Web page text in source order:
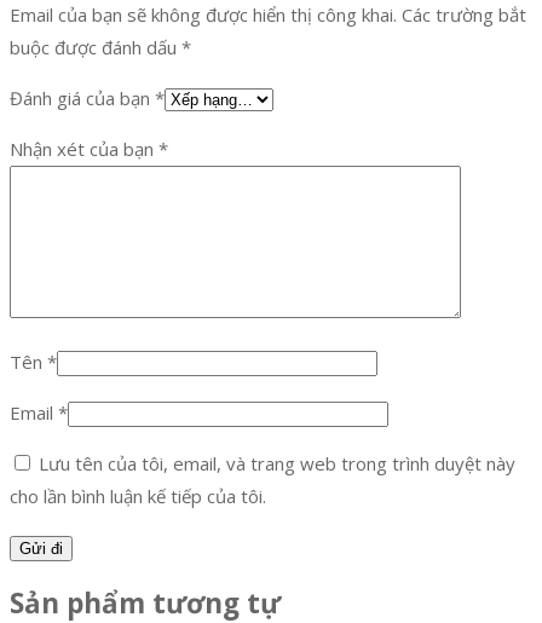
Email của bạn sẽ không được hiển thị công khai. Các trường bắt
buộc được đánh dấu *
Đánh giá của bạn *
Nhận xét của bạn *
Tên *
Email *
Lưu tên của tôi, email, và trang web trong trình duyệt này
cho lần bình luận kế tiếp của tôi.
Sản phẩm tương tự